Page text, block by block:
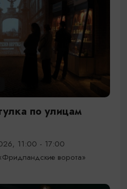
по улицам
11:00 - 17:00
ворота»